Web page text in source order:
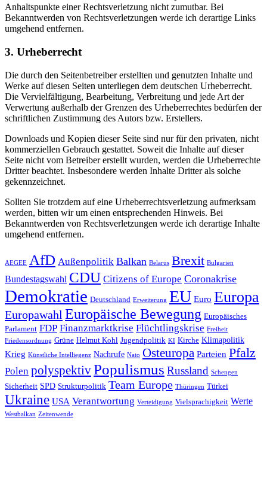
Anhaltspunkte einer Rechtsverletzung nicht zumutbar. Bei
Bekanntwerden von Rechtsverletzungen werde ich derartige Links
umgehend entfernen.
3. Urheberrecht
Die durch den Seitenbetreiber erstellten und genutzten Inhalte und
Werke auf diesen Seiten unterliegen dem deutschen Urheberrecht.
Die Vervielfältigung, Bearbeitung, Verbreitung und jede Art der
Verwertung außerhalb der Grenzen des Urheberrechtes bedürfen der
schriftlichen Zustimmung des Autors bzw. Erstellers.
Downloads und Kopien dieser Seite sind nur für den privaten, nicht
kommerziellen Gebrauch gestattet. Soweit die Inhalte auf dieser
Seite nicht vom Betreiber erstellt wurden, werden die Urheberrechte
Dritter beachtet. Insbesondere werden Inhalte Dritter als solche
gekennzeichnet.
Sollten Sie trotzdem auf eine Urheberrechtsverletzung aufmerksam
werden, bitten wir um einen entsprechenden Hinweis. Bei
Bekanntwerden von Rechtsverletzungen werde ich derartige Inhalte
umgehend entfernen.
AEGEE AfD Außenpolitik Balkan Belarus Brexit Bulgarien
Bundestagswahl CDU Citizens of Europe Coronakrise
Demokratie Deutschland Erweiterung EU Euro Europa
Europawahl Europäische Bewegung Europäisches
Parlament FDP Finanzmarktkrise Flüchtlingskrise Freiheit
Friedensordnung Grüne Helmut Kohl Jugendpolitik KI Kirche Klimapolitik
Krieg Künstliche Intelliegenz Nachrufe Nato Osteuropa Parteien Pfalz
Polen polyspektivPopulismus Russland Schengen
Sicherheit SPD Strukturpolitik Team Europe Thüringen Türkei
Ukraine USA Verantwortung Verteidigung Vielsprachigkeit Werte
Westbalkan Zeitenwende